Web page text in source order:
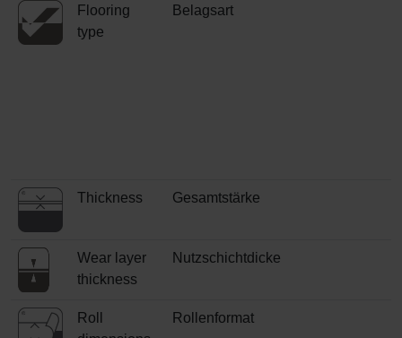
Flooring
type
Belagsart
Thickness Gesamtstärke
Wear layer
thickness
Nutzschichtdicke
Roll
Rollenformat